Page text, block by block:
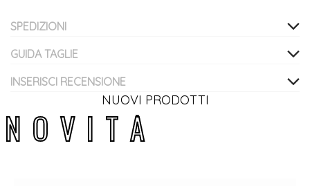
SPEDIZIONI
GUIDA TAGLIE
INSERISCI RECENSIONE
NUOVI PRODOTTI
N OV ITÀ